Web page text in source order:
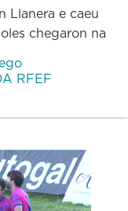
Llanera e caeu
chegaron na
RFEF